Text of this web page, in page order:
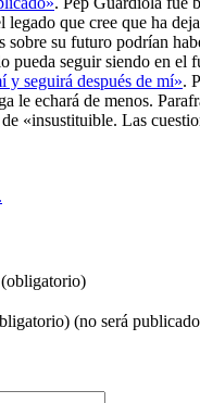
legado que cree que ha
su futuro podrían
pueda seguir siendo en
seguirá después de mí».
le echará de menos.
«insustituible. Las
(no será